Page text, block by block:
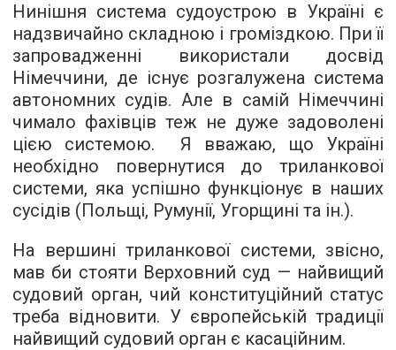
Нинішня система судоустрою в Україні є
надзвичайно складною і громіздкою. При її
запровадженні використали досвід
Німеччини, де існує розгалужена система
автономних судів. Але в самій Німеччині
чимало фахівців теж не дуже задоволені
цією системою. Я вважаю, що Україні
необхідно повернутися до триланкової
системи, яка успішно функціонує в наших
сусідів (Польщі, Румунії, Угорщині та ін.).
На вершині триланкової системи, звісно,
мав би стояти Верховний суд — найвищий
судовий орган, чий конституційний статус
треба відновити. У європейській традиції
найвищий судовий орган є касаційним.